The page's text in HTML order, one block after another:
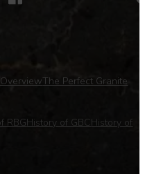
The Perfect Granite
RBGHistory of GBC History of